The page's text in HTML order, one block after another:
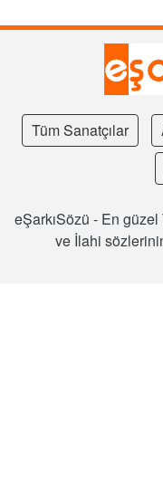
Tüm Sanatçılar
eŞarkıSözü - En
ve İlahi